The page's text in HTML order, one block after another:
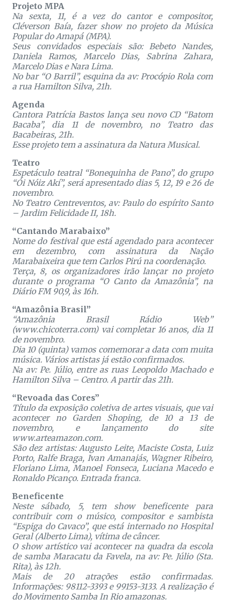
Projeto MPA
Na sexta, 11, é a vez do cantor e compositor,
Cléverson Baía, fazer show no projeto da Música
Popular do Amapá (MPA).
Seus convidados especiais são: Bebeto Nandes,
Daniela Ramos, Marcelo Dias, Sabrina Zahara,
Marcelo Dias e Nara Lima.
No bar “O Barril”, esquina da av: Procópio Rola com
a rua Hamilton Silva, 21h.
Agenda
Cantora Patrícia Bastos lança seu novo CD “Batom
Bacaba”, dia 11 de novembro, no Teatro das
Bacabeiras, 21h.
Esse projeto tem a assinatura da Natura Musical.
Teatro
Espetáculo teatral “Bonequinha de Pano”, do grupo
“Ói Nóiz Akí”, será apresentado dias 5, 12, 19 e 26 de
novembro.
No Teatro Centreventos, av: Paulo do espírito Santo
– Jardim Felicidade II, 18h.
“Cantando Marabaixo”
Nome do festival que está agendado para acontecer
em dezembro, com assinatura da Nação
Marabaixeira que tem Carlos Pirú na coordenação.
Terça, 8, os organizadores irão lançar no projeto
durante o programa “O Canto da Amazônia”, na
Diário FM 90,9, às 16h.
“Amazônia Brasil”
“Amazônia Brasil Rádio Web”
(www.chicoterra.com) vai completar 16 anos, dia 11
de novembro.
Dia 10 (quinta) vamos comemorar a data com muita
música. Vários artistas já estão confirmados.
Na av: Pe. Júlio, entre as ruas Leopoldo Machado e
Hamilton Silva – Centro. A partir das 21h.
“Revoada das Cores”
Título da exposição coletiva de artes visuais, que vai
acontecer no Garden Shoping, de 10 a 13 de
novembro, e lançamento do site
www.arteamazon.com.
São dez artistas: Augusto Leite, Maciste Costa, Luiz
Porto, Ralfe Braga, Ivan Amanajás, Wagner Ribeiro,
Floriano Lima, Manoel Fonseca, Luciana Macedo e
Ronaldo Picanço. Entrada franca.
Beneficente
Neste sábado, 5, tem show beneficente para
contribuir com o músico, compositor e sambista
“Espiga do Cavaco”, que está internado no Hospital
Geral (Alberto Lima), vítima de câncer.
O show artístico vai acontecer na quadra da escola
de samba Maracatu da Favela, na av: Pe. Júlio (Sta.
Rita), às 12h.
Mais de 20 atrações estão confirmadas.
Informações: 98112-3393 e 99153-3133. A realização é
do Movimento Samba In Rio amazonas.